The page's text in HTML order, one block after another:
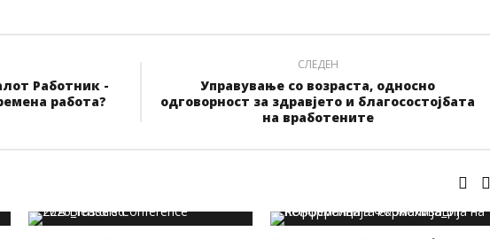
Работник -
работа?
СЛЕДЕН
Управување со возраста, односно
одговорност за здравјето и благосостојбата
на вработените